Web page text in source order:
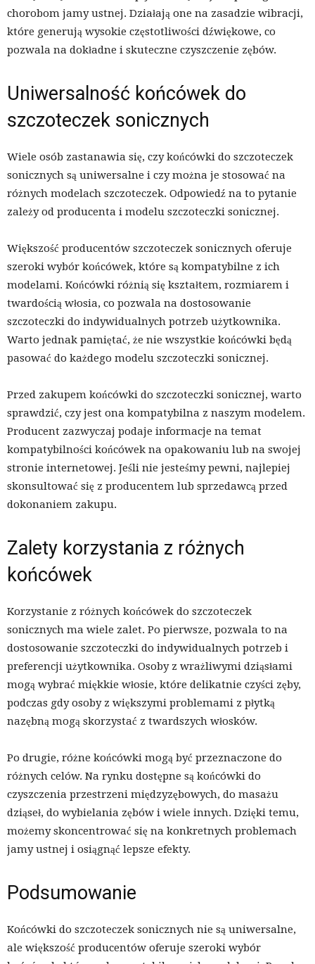
chorobom jamy ustnej. Działają one na zasadzie wibracji,
które generują wysokie częstotliwości dźwiękowe, co
pozwala na dokładne i skuteczne czyszczenie zębów.
Uniwersalność końcówek do
szczoteczek sonicznych
Wiele osób zastanawia się, czy końcówki do szczoteczek
sonicznych są uniwersalne i czy można je stosować na
różnych modelach szczoteczek. Odpowiedź na to pytanie
zależy od producenta i modelu szczoteczki sonicznej.
Większość producentów szczoteczek sonicznych oferuje
szeroki wybór końcówek, które są kompatybilne z ich
modelami. Końcówki różnią się kształtem, rozmiarem i
twardością włosia, co pozwala na dostosowanie
szczoteczki do indywidualnych potrzeb użytkownika.
Warto jednak pamiętać, że nie wszystkie końcówki będą
pasować do każdego modelu szczoteczki sonicznej.
Przed zakupem końcówki do szczoteczki sonicznej, warto
sprawdzić, czy jest ona kompatybilna z naszym modelem.
Producent zazwyczaj podaje informacje na temat
kompatybilności końcówek na opakowaniu lub na swojej
stronie internetowej. Jeśli nie jesteśmy pewni, najlepiej
skonsultować się z producentem lub sprzedawcą przed
dokonaniem zakupu.
Zalety korzystania z różnych
końcówek
Korzystanie z różnych końcówek do szczoteczek
sonicznych ma wiele zalet. Po pierwsze, pozwala to na
dostosowanie szczoteczki do indywidualnych potrzeb i
preferencji użytkownika. Osoby z wrażliwymi dziąsłami
mogą wybrać miękkie włosie, które delikatnie czyści zęby,
podczas gdy osoby z większymi problemami z płytką
nazębną mogą skorzystać z twardszych włosków.
Po drugie, różne końcówki mogą być przeznaczone do
różnych celów. Na rynku dostępne są końcówki do
czyszczenia przestrzeni międzyzębowych, do masażu
dziąseł, do wybielania zębów i wiele innych. Dzięki temu,
możemy skoncentrować się na konkretnych problemach
jamy ustnej i osiągnąć lepsze efekty.
Podsumowanie
Końcówki do szczoteczek sonicznych nie są uniwersalne,
ale większość producentów oferuje szeroki wybór